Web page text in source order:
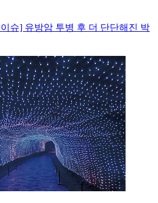
슈] 유방암 투병 후 더 단단해진 박